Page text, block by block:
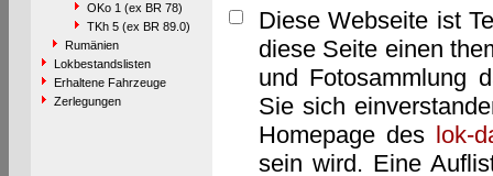
OKo 1 (ex BR 78)
TKh 5 (ex BR 89.0)
Rumänien
Lokbestandslisten
Erhaltene Fahrzeuge
Zerlegungen
Diese Webseite ist
diese Seite einen
und Fotosammlung
Sie sich
Homepage des lok-
sein wird. Eine